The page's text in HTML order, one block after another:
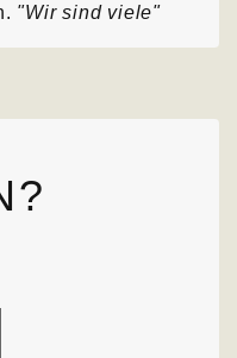
"Wir sind viele"